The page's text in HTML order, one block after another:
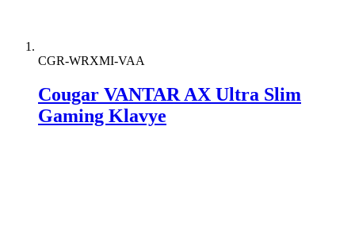
CGR-WRXMI-VAA
Cougar VANTAR AX Ultra Slim
Gaming Klavye